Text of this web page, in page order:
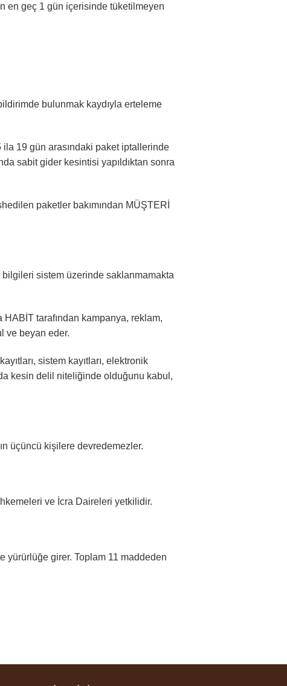
en geç 1 gün içerisinde tüketilmeyen
bulunmak kaydıyla erteleme
ila 19 gün arasındaki paket iptallerinde
sabit gider kesintisi yapıldıktan sonra
paketler bakımından MÜŞTERİ
bilgileri sistem üzerinde saklanmamakta
tarafından kampanya, reklam,
ve beyan eder.
sistem kayıtları, elektronik
kesin delil niteliğinde olduğunu kabul,
üçüncü kişilere devredemezler.
ve İcra Daireleri yetkilidir.
yürürlüğe girer. Toplam 11 maddeden